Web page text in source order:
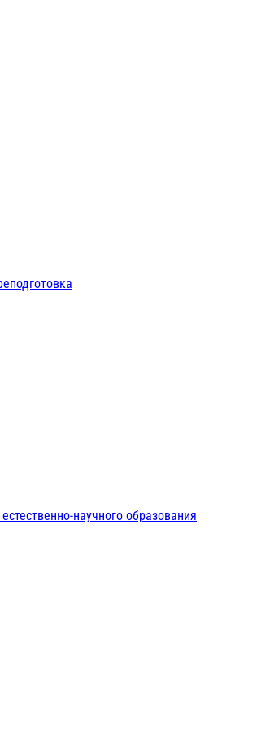
научного образования